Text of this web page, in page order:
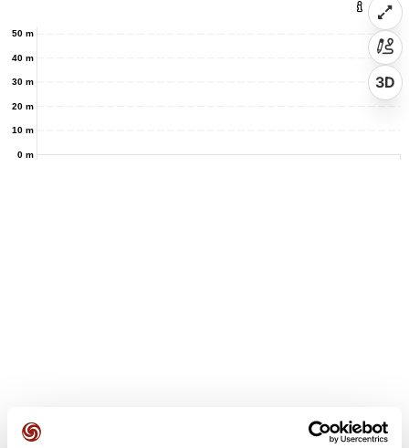
0 m
10 m
20 m
30 m
40 m
50 m
3D